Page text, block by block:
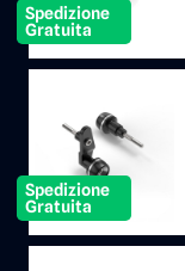
Spedizione
Gratuita
Spedizione
Gratuita